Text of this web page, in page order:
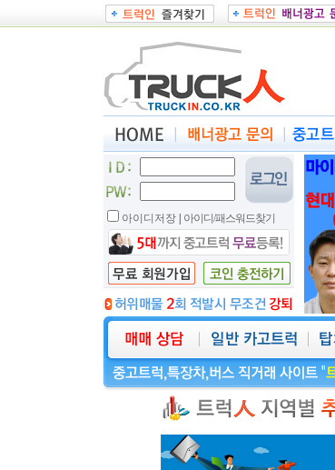
아이디저장 아이디/패스워드찾기